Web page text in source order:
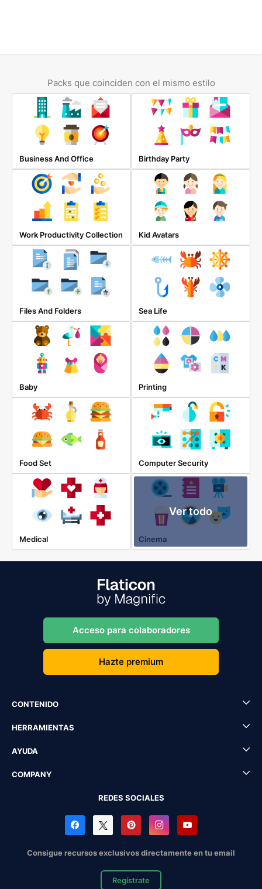
Packs que coinciden con el mismo estilo
Business And Office Birthday Party
Work Productivity Collection Kid Avatars
Files And Folders Sea Life
Baby Printing
Food Set Computer Security
Medical
Ver todo
Cinema
Acceso para colaboradores
Hazte premium
CONTENIDO
HERRAMIENTAS
AYUDA
COMPANY
REDES SOCIALES
Consigue recursos exclusivos directamente en tu email
Regístrate